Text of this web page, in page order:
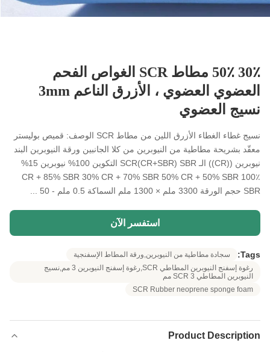
30٪ 50٪ مطاط SCR الغواص الفحم
العضوي العضوي ، الأزرق الناعم 3mm
نسيج العضوي
نسيج غطاء الغطاء الأزرق اللين من مطاط SCR الوصف: قميص بوليستر
معقّد بشريحة مطاطية من النيوبرين من كلا الجانبين ورقة النيوبرين البند
نيوبرين ((CR)) الـ SCR(CR+SBR) SBR التكوين 100% نيوبرين 15%
CR + 85% SBR 30% CR + 70% SBR 50% CR + 50% SBR 100٪
SBR حجم الورقة 3300 ملم × 1300 ملم السماكة 0.5 ملم - 50 ...
استفسر الآن
Tags:
سجادة مطاطية من النيوبرين,ورقة المطاط الإسفنجية
رغوة إسفنج النيوبرين المطاطي SCR,رغوة إسفنج النيوبرين 3 مم,نسيج
النيوبرين المطاطي SCR 3 مم
SCR Rubber neoprene sponge foam
Product Description